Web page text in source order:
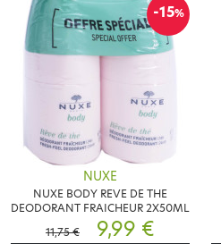
-15%
NUXE
NUXE BODY REVE DE THE
DEODORANT FRAICHEUR 2X50ML
11,75 €
9,99 €